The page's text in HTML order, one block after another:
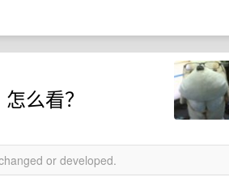
么看？
or developed.